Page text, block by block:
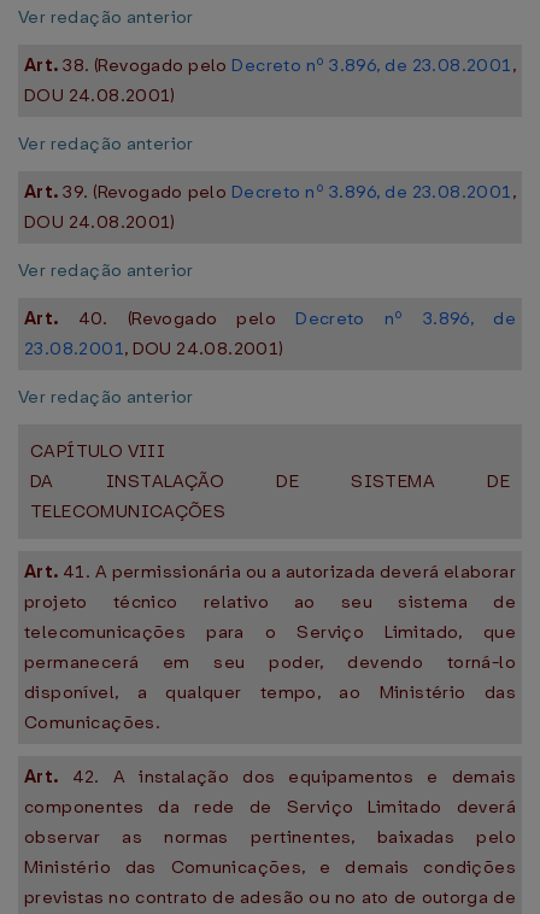
Ver redação anterior
Art.38. (Revogado pelo Decreto nº 3.896, de 23.08.2001,
DOU 24.08.2001)
Ver redação anterior
Art.39. (Revogado pelo Decreto nº 3.896, de 23.08.2001,
DOU 24.08.2001)
Ver redação anterior
Art. 40. (Revogado pelo Decreto nº 3.896, de
23.08.2001, DOU 24.08.2001)
Ver redação anterior
CAPÍTULO VIII
DA INSTALAÇÃO DE SISTEMA DE
TELECOMUNICAÇÕES
Art. 41. A permissionária ou a autorizada deverá elaborar
projeto técnico relativo ao seu sistema de
telecomunicações para o Serviço Limitado, que
permanecerá em seu poder, devendo torná-lo
disponível, a qualquer tempo, ao Ministério das
Comunicações.
Art. 42. A instalação dos equipamentos e demais
componentes da rede de Serviço Limitado deverá
observar as normas pertinentes, baixadas pelo
Ministério das Comunicações, e demais condições
previstas no contrato de adesão ou no ato de outorga de